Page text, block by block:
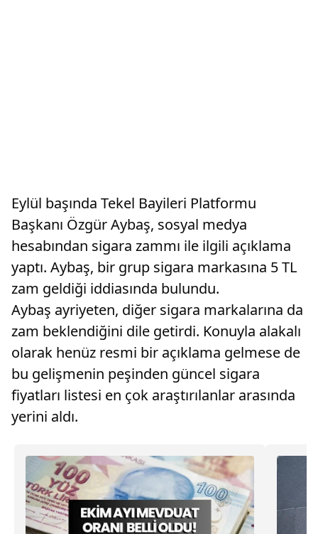
Eylül başında Tekel Bayileri Platformu
Başkanı Özgür Aybaş, sosyal medya
hesabından sigara zammı ile ilgili açıklama
yaptı. Aybaş, bir grup sigara markasına 5 TL
zam geldiği iddiasında bulundu.
Aybaş ayriyeten, diğer sigara markalarına da
zam beklendiğini dile getirdi. Konuyla alakalı
olarak henüz resmi bir açıklama gelmese de
bu gelişmenin peşinden güncel sigara
fiyatları listesi en çok araştırılanlar arasında
yerini aldı.